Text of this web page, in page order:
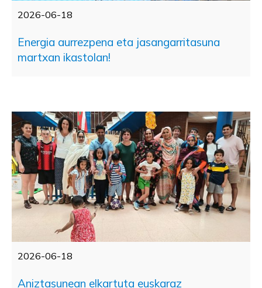
2026-06-18
Energia aurrezpena eta jasangarritasuna
martxan ikastolan!
2026-06-18
Aniztasunean elkartuta euskaraz